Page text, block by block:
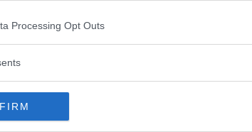
Processing Opt Outs
segnali che non c'entrano nulla con